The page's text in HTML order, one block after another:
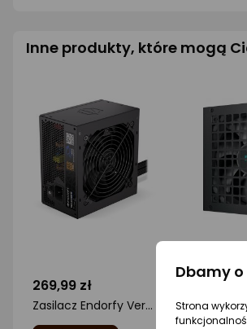
Inne produkty, które mogą
269,99 zł
Zasilacz Endorfy Vero L6 750W (EY7A014)
249 zł
Dbamy
Strona